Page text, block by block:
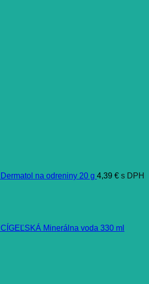
Dermatol na odreniny 20 g 4,39 € s DPH
CÍGEĽSKÁ Minerálna voda 330 ml